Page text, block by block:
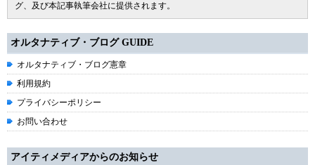
グ、及び本記事執筆会社に提供されます。
オルタナティブ・ブログ GUIDE
オルタナティブ・ブログ憲章
利用規約
プライバシーポリシー
お問い合わせ
アイティメディアからのお知らせ